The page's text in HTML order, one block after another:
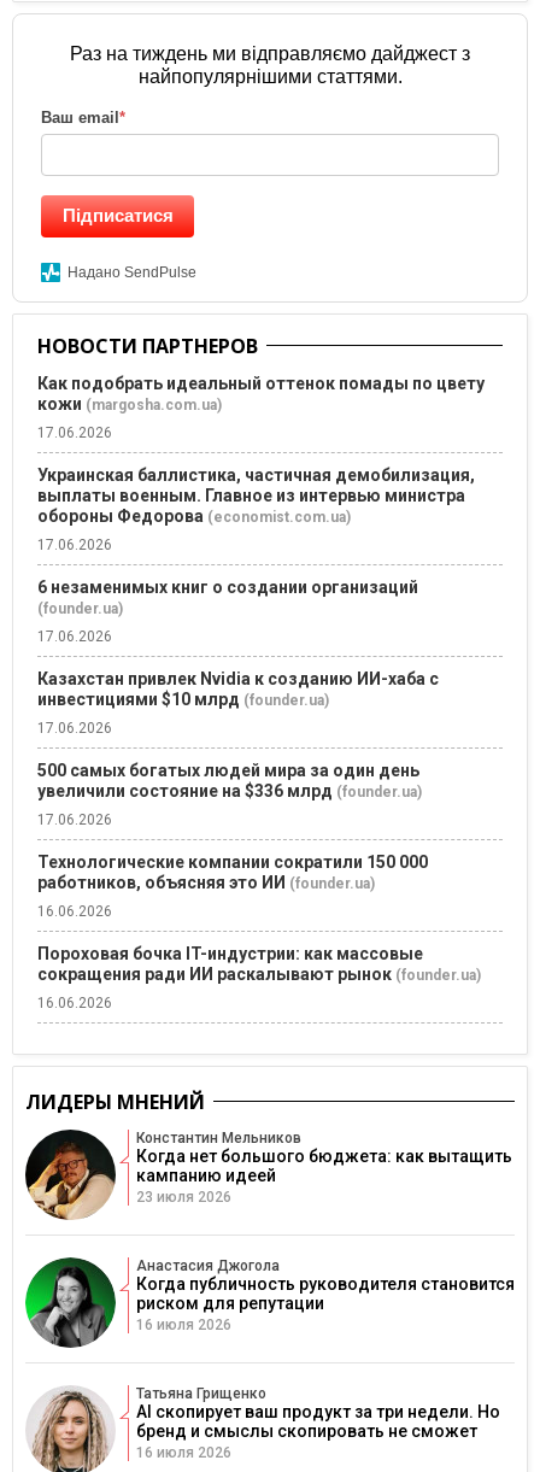
Раз на тиждень ми відправляємо дайджест з
найпопулярнішими статтями.
Ваш email *
Підписатися
Надано SendPulse
НОВОСТИ ПАРТНЕРОВ
Как подобрать идеальный оттенок помады по цвету
кожи (margosha.com.ua)
17.06.2026
Украинская баллистика, частичная демобилизация,
выплаты военным. Главное из интервью министра
обороны Федорова (economist.com.ua)
17.06.2026
6 незаменимых книг о создании организаций
(founder.ua)
17.06.2026
Казахстан привлек Nvidia к созданию ИИ-хаба с
инвестициями $10 млрд (founder.ua)
17.06.2026
500 самых богатых людей мира за один день
увеличили состояние на $336 млрд (founder.ua)
17.06.2026
Технологические компании сократили 150 000
работников, объясняя это ИИ (founder.ua)
16.06.2026
Пороховая бочка IT-индустрии: как массовые
сокращения ради ИИ раскалывают рынок (founder.ua)
16.06.2026
ЛИДЕРЫ МНЕНИЙ
Константин Мельников
Когда нет большого бюджета: как вытащить
кампанию идеей
23 июля 2026
Анастасия Джогола
Когда публичность руководителя становится
риском для репутации
16 июля 2026
Татьяна Грищенко
AI скопирует ваш продукт за три недели. Но
бренд и смыслы скопировать не сможет
16 июля 2026